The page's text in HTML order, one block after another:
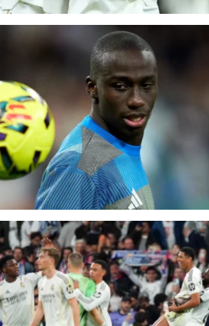
de retour : le groupe
face à Girona est tombé
sa convocation pour la
vendredi soir au Bernabéu, et la
enseignements forts.
le groupe du Real Madrid
à Majorque !
le groupe qui va se déplacer